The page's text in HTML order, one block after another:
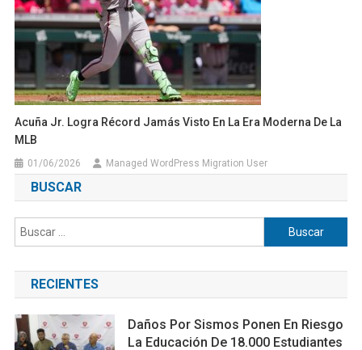
Acuña Jr. Logra Récord Jamás Visto En La Era Moderna De La
MLB
01/06/2026 Managed WordPress Migration User
BUSCAR
Buscar:
RECIENTES
Daños Por Sismos Ponen En Riesgo
La Educación De 18.000 Estudiantes